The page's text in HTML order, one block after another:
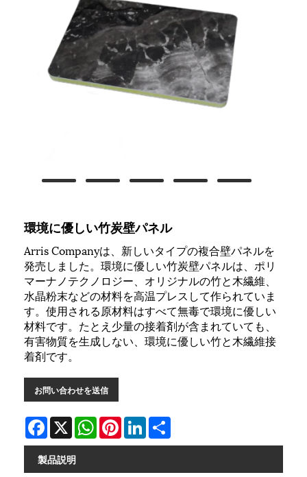
環境に優しい竹炭壁パネル
Arris Companyは、新しいタイプの複合壁パネルを
発売しました。環境に優しい竹炭壁パネルは、ポリ
マーナノテクノロジー、オリジナルの竹と木繊維、
水晶粉末などの材料を高温プレスして作られていま
す。使用される原材料はすべて無毒で環境に優しい
材料です。たとえ少量の接着剤が含まれていても、
有害物質を生成しない、環境に優しい竹と木繊維接
着剤です。
お問い合わせを送信
Facebook
X WhatsAppPinterestLinkedIn
製品説明